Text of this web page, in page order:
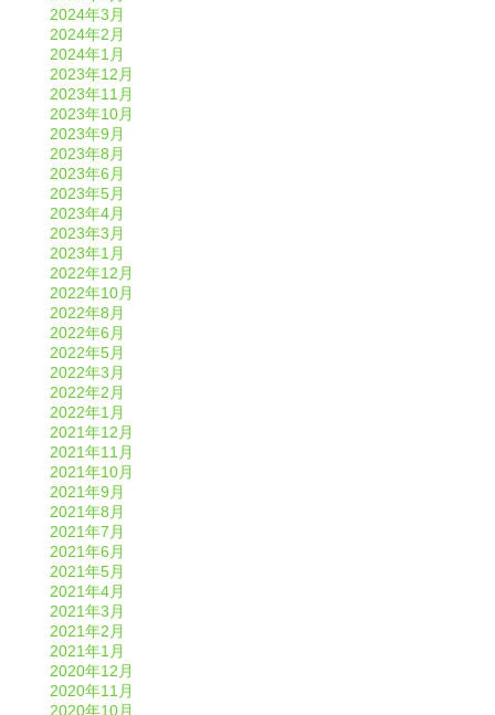
2024年3月
2024年2月
2024年1月
2023年12月
2023年11月
2023年10月
2023年9月
2023年8月
2023年6月
2023年5月
2023年4月
2023年3月
2023年1月
2022年12月
2022年10月
2022年8月
2022年6月
2022年5月
2022年3月
2022年2月
2022年1月
2021年12月
2021年11月
2021年10月
2021年9月
2021年8月
2021年7月
2021年6月
2021年5月
2021年4月
2021年3月
2021年2月
2021年1月
2020年12月
2020年11月
2020年10月